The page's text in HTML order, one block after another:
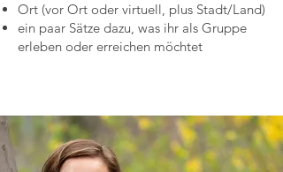
Ort (vor Ort oder virtuell, plus Stadt/Land)
ein paar Sätze dazu, was ihr als Gruppe
erleben oder erreichen möchtet